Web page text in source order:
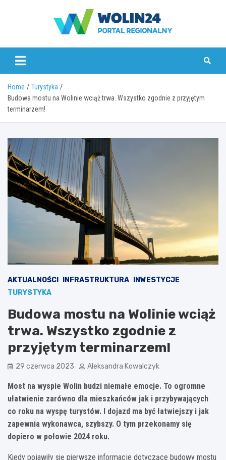
www.wolin24.pl
Home
Turystyka
Budowa mostu na Wolinie wciąż trwa. Wszystko zgodnie z przyjętym
terminarzem!
AKTUALNOŚCI INFRASTRUKTURA
INWESTYCJE
TURYSTYKA
Budowa mostu na Wolinie wciąż
trwa. Wszystko zgodnie z
przyjętym terminarzem!
29 czerwca 2023 Aleksandra Kowalczyk
Most na wyspie Wolin budzi niemałe emocje. To ogromne
ułatwienie zarówno dla mieszkańców jak i przybywających
co roku na wyspę turystów. I dojazd ma być łatwiejszy i jak
zapewnia wykonawca, szybszy. O tym przekonamy się
dopiero w połowie 2024 roku.
Kiedy pojawiły się pierwsze informacje dotyczące budowy mostu